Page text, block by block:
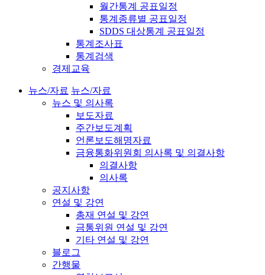
월간통계 공표일정
통계종류별 공표일정
SDDS 대상통계 공표일정
통계조사표
통계검색
경제교육
뉴스/자료 뉴스/자료
뉴스 및 의사록
보도자료
주간보도계획
언론보도해명자료
금융통화위원회 의사록 및 의결사항
의결사항
의사록
공지사항
연설 및 강연
총재 연설 및 강연
금통위원 연설 및 강연
기타 연설 및 강연
블로그
간행물